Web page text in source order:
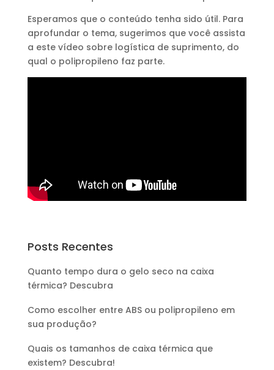
Esperamos que o conteúdo tenha sido útil. Para
aprofundar o tema, sugerimos que você assista
a este vídeo sobre logística de suprimento, do
qual o polipropileno faz parte.
Posts Recentes
Quanto tempo dura o gelo seco na caixa
térmica? Descubra
Como escolher entre ABS ou polipropileno em
sua produção?
Quais os tamanhos de caixa térmica que
existem? Descubra!